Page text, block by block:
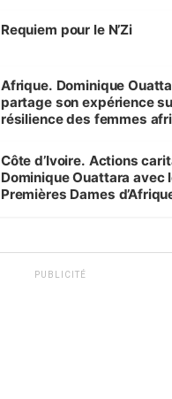
Requiem pour le N’Zi
Afrique. Dominique
partage son expérience
résilience des femmes
Côte d’Ivoire. Actions
Dominique Ouattara avec
Premières Dames
PUBLICITÉ